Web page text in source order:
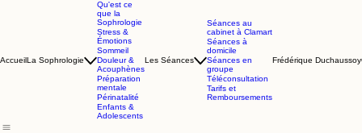
AccueilLa Sophrologie
Qu'est ce
que la
Sophrologie
Stress &
Émotions
Sommeil
Douleur &
Acouphènes
Préparation
mentale
Périnatalité
Enfants &
Adolescents
Les Séances
Séances au
cabinet à Clamart
Séances à
domicile
Séances en
groupe
Téléconsultation
Tarifs et
Remboursements
Frédérique Duchaussoy